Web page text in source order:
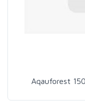
Aqauforest